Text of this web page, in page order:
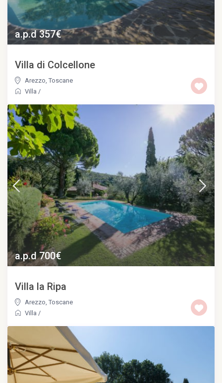
a.p.d 357€
Villa di Colcellone
Arezzo ,Toscane
Villa /
a.p.d 700€
Villa la Ripa
Arezzo,Toscane
Villa /